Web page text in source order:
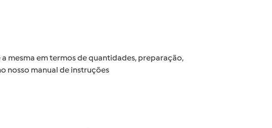
mesma em termos de quantidades, preparação,
nosso manual de instruções